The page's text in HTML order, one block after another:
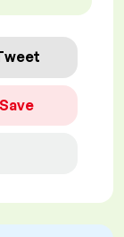
Save